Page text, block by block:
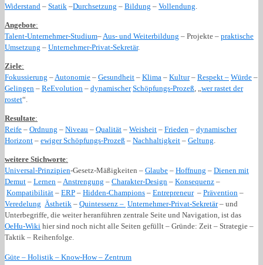
Widerstand – Statik –Durchsetzung – Bildung – Vollendung
Angebote:
Talent-Unternehmer-Studium– Aus- und Weiterbildung – Projekte – praktische
Umsetzung – Unternehmer-Privat-Sekretär.
Ziele:
Fokussierung – Autonomie – Gesundheit – Klima – Kultur– Respekt – Würde –
Gelingen – ReEvolution – dynamischer Schöpfungs-Prozeß
wer rastet der
rostet“.
Resultate:
Reife – Ordnung – Niveau – Qualität – Weisheit – Frieden – dynamischer
Horizont – ewiger Schöpfungs-Prozeß – Nachhaltigkeit – Geltung
weitere Stichworte:
Universal-Prinzipien-Gesetz-Mäßigkeiten – Glaube – Hoffnung – Dienen mit
Demut – Lernen – Anstrengung – Charakter-Design – Konsequenz –
Kompatibilität – ERP – Hidden-Champions – Entrepreneur– Prävention –
Veredelung Ästhetik – Quintessenz – Unternehmer-Privat-Sekretär– und
Unterbegriffe, die weiter heranführen zentrale Seite und Navigation, ist das
OeHu-Wiki hier sind noch nicht alle Seiten gefüllt – Gründe: Zeit – Strategie –
Taktik – Reihenfolge.
Güte – Holistik – Know-How – Zentrum